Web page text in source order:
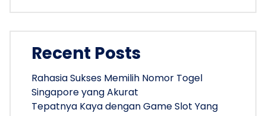
Recent Posts
Rahasia Sukses Memilih Nomor Togel
Singapore yang Akurat
Tepatnya Kaya dengan Game Slot Yang